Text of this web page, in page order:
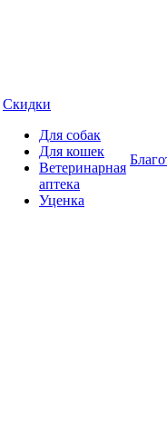
Скидки
Для собак
Для кошек
Ветеринарная
аптека
Уценка